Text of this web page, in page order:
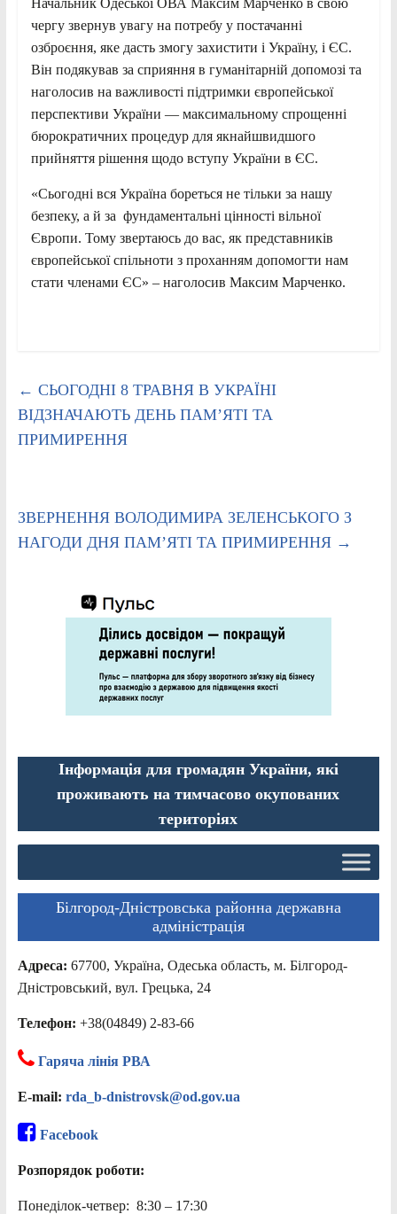
Начальник Одеської ОВА Максим Марченко в свою
чергу звернув увагу на потребу у постачанні
озброєння, яке дасть змогу захистити і Україну, і ЄС.
Він подякував за сприяння в гуманітарній допомозі та
наголосив на важливості підтримки європейської
перспективи України — максимальному спрощенні
бюрократичних процедур для якнайшвидшого
прийняття рішення щодо вступу України в ЄС.
«Сьогодні вся Україна бореться не тільки за нашу
безпеку, а й за фундаментальні цінності вільної
Європи. Тому звертаюсь до вас, як представників
європейської спільноти з проханням допомогти нам
стати членами ЄС» – наголосив Максим Марченко.
← СЬОГОДНІ 8 ТРАВНЯ В УКРАЇНІ
ВІДЗНАЧАЮТЬ ДЕНЬ ПАМ’ЯТІ ТА
ПРИМИРЕННЯ
ЗВЕРНЕННЯ ВОЛОДИМИРА ЗЕЛЕНСЬКОГО З
НАГОДИ ДНЯ ПАМ’ЯТІ ТА ПРИМИРЕННЯ →
Інформація для громадян України, які
проживають на тимчасово окупованих
територіях
Білгород-Дністровська районна державна
адміністрація
Адреса: 67700, Україна, Одеська область, м. Білгород-
Дністровський, вул. Грецька, 24
Телефон: +38(04849) 2-83-66
Гаряча лінія РВА
E-mail: rda_b-dnistrovsk@od.gov.ua
Facebook
Розпорядок роботи:
Понеділок-четвер: 8:30 – 17:30